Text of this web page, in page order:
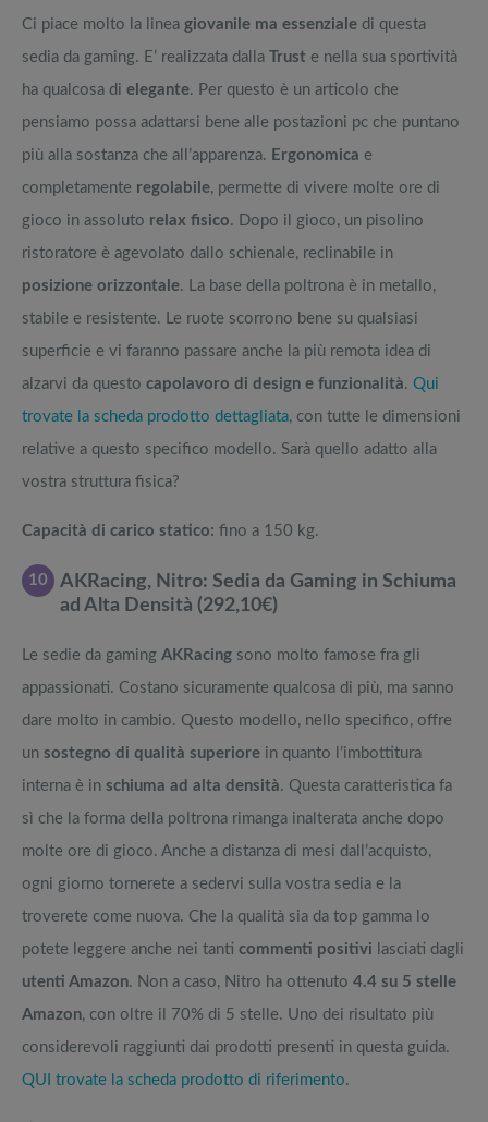
Ci piace molto la linea giovanile ma essenziale di questa
sedia da gaming. E’ realizzata dalla Trust e nella sua sportività
ha qualcosa di elegante. Per questo è un articolo che
pensiamo possa adattarsi bene alle postazioni pc che puntano
più alla sostanza che all’apparenza. Ergonomica e
completamente regolabile, permette di vivere molte ore di
gioco in assoluto relax fisico. Dopo il gioco, un pisolino
ristoratore è agevolato dallo schienale, reclinabile in
posizione orizzontale. La base della poltrona è in metallo,
stabile e resistente. Le ruote scorrono bene su qualsiasi
superficie e vi faranno passare anche la più remota idea di
alzarvi da questo capolavoro di design e funzionalità. Qui
trovate la scheda prodotto dettagliata, con tutte le dimensioni
relative a questo specifico modello. Sarà quello adatto alla
vostra struttura fisica?
Capacità di carico statico: fino a 150 kg.
10
AKRacing, Nitro: Sedia da Gaming in Schiuma
ad Alta Densità (292,10€)
Le sedie da gaming AKRacing sono molto famose fra gli
appassionati. Costano sicuramente qualcosa di più, ma sanno
dare molto in cambio. Questo modello, nello specifico, offre
un sostegno di qualità superiore in quanto l’imbottitura
interna è in schiuma ad alta densità. Questa caratteristica fa
sì che la forma della poltrona rimanga inalterata anche dopo
molte ore di gioco. Anche a distanza di mesi dall’acquisto,
ogni giorno tornerete a sedervi sulla vostra sedia e la
troverete come nuova. Che la qualità sia da top gamma lo
potete leggere anche nei tanti commenti positivi lasciati dagli
utenti Amazon. Non a caso, Nitro ha ottenuto 4.4 su 5 stelle
Amazon, con oltre il 70% di 5 stelle. Uno dei risultato più
considerevoli raggiunti dai prodotti presenti in questa guida.
QUI trovate la scheda prodotto di riferimento.